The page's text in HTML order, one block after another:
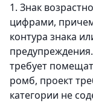
1. Знак
цифрами,
контура знака
требует
ромб, проект
категории не